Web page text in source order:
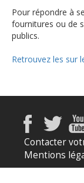
Pour répondre à
fournitures ou de
publics.
Retrouvez les sur
Contacter
Mentions